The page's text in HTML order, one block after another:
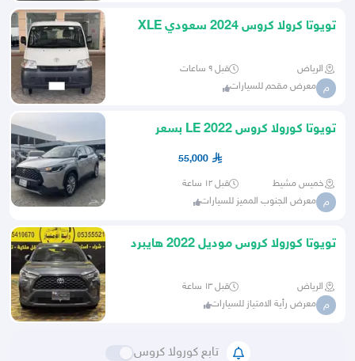
تويوتا كرولا كروس 2024 سعودي XLE
الرياض قبل ٩ ساعات
م معرض مقحم للسيارات
تويوتا كورولا كروس 2022 LE بسعر
55,000
خميس مشيط قبل ١٢ ساعة
م معرض الجنوب المميز للسيارات
تويوتا كورولا كروس موديل 2022 هايبرد
الرياض قبل ١٣ ساعة
م معرض رأية الامتياز للسيارات
تابع كورولا كروس